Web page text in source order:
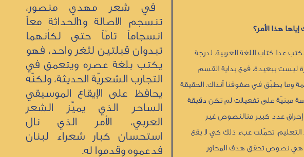
هذا الأمر؟
عدا كتاب اللغة العربية. لدرجة
ليست ببعيدة، فمع بداية القسم
وما يطبّق في صفوفنا آنذاك. الحقيقة
مبنيّة على تفعيلات لم تكن دقيقة
إحراق عدد كبير منالنصوص غير
التعليم، تحمّلت عبء ذلك كي لا يقع
هي نصوص تحقق هدف المحاور
في شعر مهدي منصور،
تنسجم الاصالة وhلحداثة معاً
انسجاماً تامّاً حتى لكأنهما
تبدوان قبلتين لثغر واحد، فهو
يكتب بلغة عصره ويتعمق في
التجارب الشعريّة الحديثة، ولكنّه
يحافظ على الإيقاع الموسيقي
الساحر الذي يميّز الشعر
العربي، الأمر الذي نال
استحسان كبار شعراء لبنان
فدعموه وقدموا له.